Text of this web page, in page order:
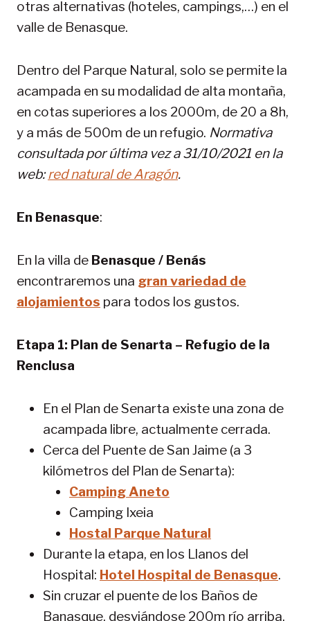
otras alternativas (hoteles, campings,…) en el
valle de Benasque.
Dentro del Parque Natural, solo se permite la
acampada en su modalidad de alta montaña,
en cotas superiores a los 2000m, de 20 a 8h,
y a más de 500m de un refugio. Normativa
consultada por última vez a 31/10/2021 en la
web:red natural de Aragón.
En Benasque:
En la villa de Benasque / Benás
encontraremos una gran variedad de
alojamientos para todos los gustos.
Etapa 1: Plan de Senarta – Refugio de la
Renclusa
En el Plan de Senarta existe una zona de
acampada libre, actualmente cerrada.
Cerca del Puente de San Jaime (a 3
kilómetros del Plan de Senarta):
Camping Aneto
Camping Ixeia
Hostal Parque Natural
Durante la etapa, en los Llanos del
Hospital: Hotel Hospital de Benasque.
Sin cruzar el puente de los Baños de
Banasque, desviándose 200m río arriba,